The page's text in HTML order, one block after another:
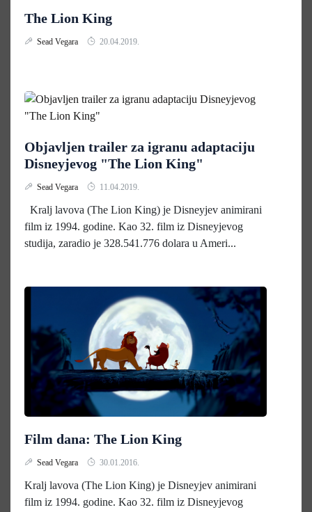
The Lion King
Sead Vegara 20.04.2019.
Objavljen trailer za igranu adaptaciju
Disneyjevog "The Lion King"
Sead Vegara 11.04.2019.
Kralj lavova (The Lion King) je Disneyjev animirani
film iz 1994. godine. Kao 32. film iz Disneyjevog
studija, zaradio je 328.541.776 dolara u Ameri...
Film dana: The Lion King
Sead Vegara 30.01.2016.
Kralj lavova (The Lion King) je Disneyjev animirani
film iz 1994. godine. Kao 32. film iz Disneyjevog